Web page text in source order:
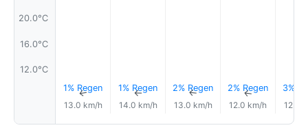
20.0°C
16.0°C
12.0°C
1% Regen
↑
13.0 km/h
1% Regen
↑
14.0 km/h
2% Regen
↑
13.0 km/h
2% Regen
↑
12.0 km/h
3%
12.0